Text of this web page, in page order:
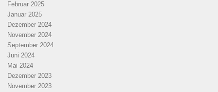
Februar 2025
Januar 2025
Dezember 2024
November 2024
September 2024
Juni 2024
Mai 2024
Dezember 2023
November 2023